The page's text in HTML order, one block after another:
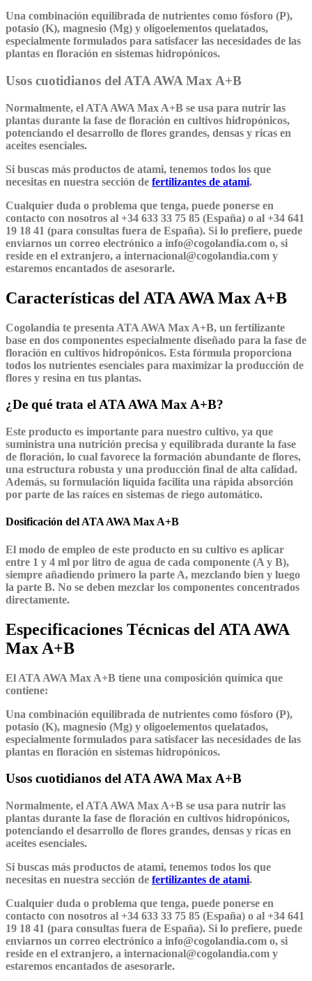
Una combinación equilibrada de nutrientes como fósforo (P),
potasio (K), magnesio (Mg) y oligoelementos quelatados,
especialmente formulados para satisfacer las necesidades de las
plantas en floración en sistemas hidropónicos.
Usos cuotidianos del ATA AWA Max A+B
Normalmente, el ATA AWA Max A+B se usa para nutrir las
plantas durante la fase de floración en cultivos hidropónicos,
potenciando el desarrollo de flores grandes, densas y ricas en
aceites esenciales.
Si buscas más productos de atami, tenemos todos los que
necesitas en nuestra sección de fertilizantes de atami.
Cualquier duda o problema que tenga, puede ponerse en
contacto con nosotros al +34 633 33 75 85 (España) o al +34 641
19 18 41 (para consultas fuera de España). Si lo prefiere, puede
enviarnos un correo electrónico a info@cogolandia.com o, si
reside en el extranjero, a internacional@cogolandia.com y
estaremos encantados de asesorarle.
Características del ATA AWA Max A+B
Cogolandia te presenta ATA AWA Max A+B, un fertilizante
base en dos componentes especialmente diseñado para la fase de
floración en cultivos hidropónicos. Esta fórmula proporciona
todos los nutrientes esenciales para maximizar la producción de
flores y resina en tus plantas.
¿De qué trata el ATA AWA Max A+B?
Este producto es importante para nuestro cultivo, ya que
suministra una nutrición precisa y equilibrada durante la fase
de floración, lo cual favorece la formación abundante de flores,
una estructura robusta y una producción final de alta calidad.
Además, su formulación líquida facilita una rápida absorción
por parte de las raíces en sistemas de riego automático.
Dosificación del ATA AWA Max A+B
El modo de empleo de este producto en su cultivo es aplicar
entre 1 y 4 ml por litro de agua de cada componente (A y B),
siempre añadiendo primero la parte A, mezclando bien y luego
la parte B. No se deben mezclar los componentes concentrados
directamente.
Especificaciones Técnicas del ATA AWA
Max A+B
El ATA AWA Max A+B tiene una composición química que
contiene:
Una combinación equilibrada de nutrientes como fósforo (P),
potasio (K), magnesio (Mg) y oligoelementos quelatados,
especialmente formulados para satisfacer las necesidades de las
plantas en floración en sistemas hidropónicos.
Usos cuotidianos del ATA AWA Max A+B
Normalmente, el ATA AWA Max A+B se usa para nutrir las
plantas durante la fase de floración en cultivos hidropónicos,
potenciando el desarrollo de flores grandes, densas y ricas en
aceites esenciales.
Si buscas más productos de atami, tenemos todos los que
necesitas en nuestra sección de fertilizantes de atami.
Cualquier duda o problema que tenga, puede ponerse en
contacto con nosotros al +34 633 33 75 85 (España) o al +34 641
19 18 41 (para consultas fuera de España). Si lo prefiere, puede
enviarnos un correo electrónico a info@cogolandia.com o, si
reside en el extranjero, a internacional@cogolandia.com y
estaremos encantados de asesorarle.